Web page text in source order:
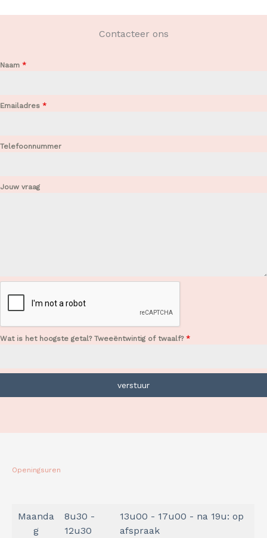
Contacteer ons
Naam *
Emailadres *
Telefoonnummer
Jouw vraag
Wat is het hoogste getal? Tweeëntwintig of twaalf? *
verstuur
Openingsuren
Maanda
g
8u30 -
12u30
13u00 - 17u00 - na 19u: op
afspraak